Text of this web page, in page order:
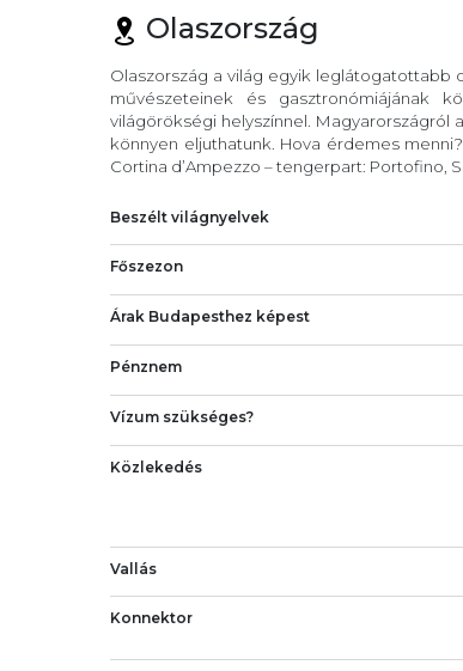
Olaszország
Olaszország a világ egyik leglátogatottabb
művészeteinek és gasztronómiájának
világörökségi helyszínnel.
könnyen eljuthatunk. Hova érdemes
Cortina d’Ampezzo – tengerpart: Portofino,
Beszélt világnyelvek
Főszezon
Árak Budapesthez képest
Pénznem
Vízum szükséges?
Közlekedés
Vallás
Konnektor